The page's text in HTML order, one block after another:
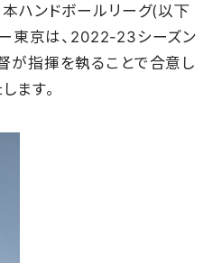
ハンドボールリーグ(以下
東京は、2022-23シーズン
が指揮を執ることで合意し
ます。